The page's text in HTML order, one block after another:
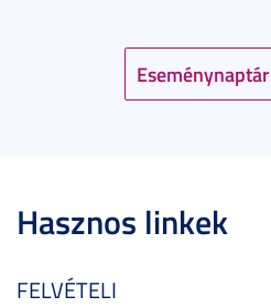
Eseménynaptár
Hasznos linkek
FELVÉTELI